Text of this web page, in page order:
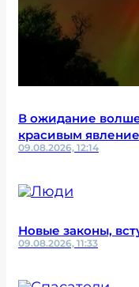
В ожидание
красивым
09.08.2026, 12:14
Новые законы,
09.08.2026, 11:33